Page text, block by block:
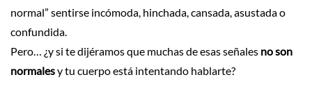
normal” sentirse incómoda, hinchada, cansada, asustada o
confundida.
Pero… ¿y si te dijéramos que muchas de esas señales no son
normalesy tu cuerpo está intentando hablarte?